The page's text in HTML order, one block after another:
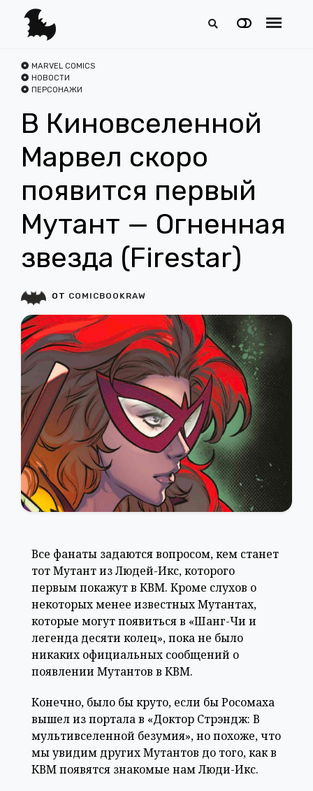
Все фанаты задаются вопросом, кем станет
тот Мутант из Людей-Икс, которого
первым покажут в КВМ. Кроме слухов о
некоторых менее известных Мутантах,
которые могут появиться в «Шанг-Чи и
легенда десяти колец», пока не было
никаких официальных сообщений о
появлении Мутантов в КВМ.
Конечно, было бы круто, если бы Росомаха
вышел из портала в «Доктор Стрэндж: В
мультивселенной безумия», но похоже, что
мы увидим других Мутантов до того, как в
КВМ появятся знакомые нам Люди-Икс.
MARVEL COMICS
НОВОСТИ
ПЕРСОНАЖИ
В Киновселенной
Марвел скоро
появится первый
Мутант — Огненная
звезда (Firestar)
ОТ COMICBOOKRAW